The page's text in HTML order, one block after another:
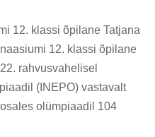
12. klassi õpilane Tatjana
12. klassi õpilane
rahvusvahelisel
(INEPO) vastavalt
olümpiaadil 104